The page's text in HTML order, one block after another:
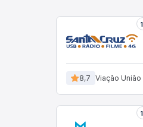
8,7 Viação União